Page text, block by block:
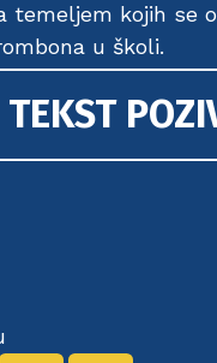
temeljem kojih se
u školi.